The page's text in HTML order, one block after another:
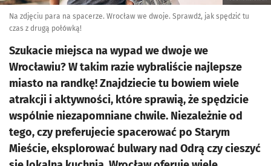
Na zdjęciu para na spacerze. Wrocław we dwoje. Sprawdź, jak spędzić tu
czas z drugą połówką!
Szukacie miejsca na wypad we dwoje we
Wrocławiu? W takim razie wybraliście najlepsze
miasto na randkę! Znajdziecie tu bowiem wiele
atrakcji i aktywności, które sprawią, że spędzicie
wspólnie niezapomniane chwile. Niezależnie od
tego, czy preferujecie spacerować po Starym
Mieście, eksplorować bulwary nad Odrą czy cieszyć